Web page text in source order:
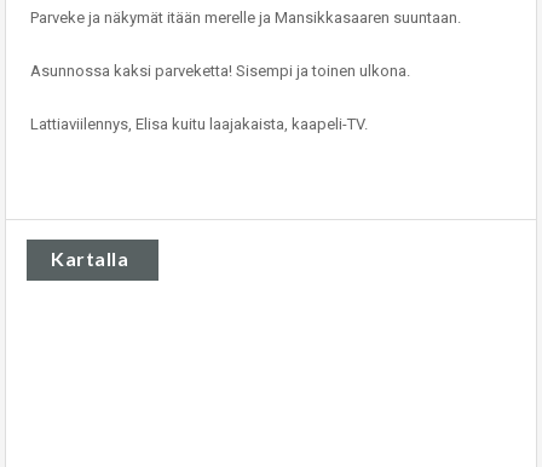
Parveke ja näkymät itään merelle ja Mansikkasaaren suuntaan.
Asunnossa kaksi parveketta! Sisempi ja toinen ulkona.
Lattiaviilennys, Elisa kuitu laajakaista, kaapeli-TV.
Kartalla